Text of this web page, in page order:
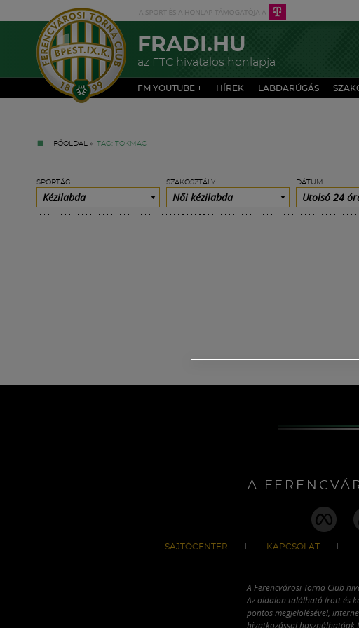
FRADI.HU
az FTC hivatalos honlapja
FM YOUTUBE + HÍREK LABDARÚGÁS
FŐOLDAL » TAG: TOKMAC
SPORTÁG
Kézilabda
SZAKOSZTÁLY
Női kézilabda
DÁTUM
Utolsó 24
A
SAJTÓCENTER KAPCSOLAT
A Ferencvárosi Torna Club
Az oldalon található írott és
pontos megjelölésével,
hivatkozással használhatóak